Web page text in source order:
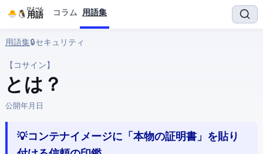
IT用語
ひよぺん コラム 用語集
用語集› 🔒 セキュリティ › Cosign
【コサイン】
Cosign とは？
公開:2026年4月19日
💡 コンテナイメージに「本物の証明書」を貼り